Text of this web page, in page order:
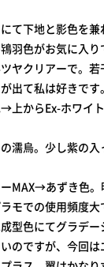
て下地と影色を兼
羽色がお気に入
ヤクリアーで。若
出て私は好きです。
上からEx-ホワイ
濡烏。少し紫の入
MAX→あずき色。
モでの使用頻度大
型色にてグラデー
のですが、今回